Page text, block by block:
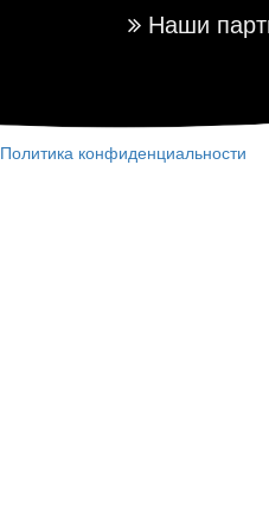
Наши
Политика конфиденциальности